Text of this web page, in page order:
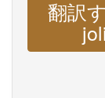
翻訳